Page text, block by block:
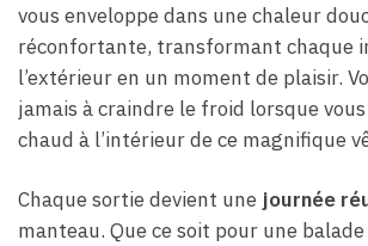
vous enveloppe dans une chaleur
réconfortante, transformant chaque
l’extérieur en un moment de plaisir.
jamais à craindre le froid lorsque
chaud à l’intérieur de ce magnifique
Chaque sortie devient une journée
manteau. Que ce soit pour une